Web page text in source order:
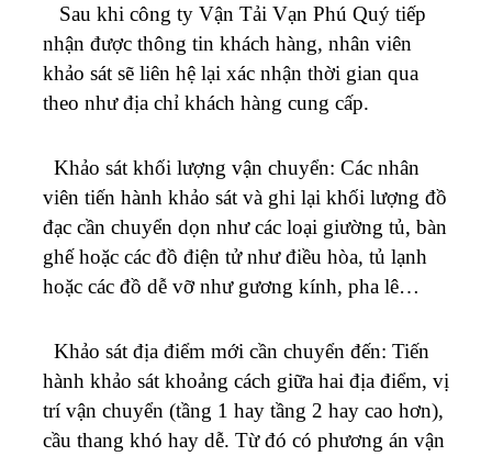
Sau khi công ty Vận Tải Vạn Phú Quý tiếp
nhận được thông tin khách hàng, nhân viên
khảo sát sẽ liên hệ lại xác nhận thời gian qua
theo như địa chỉ khách hàng cung cấp.
Khảo sát khối lượng vận chuyển: Các nhân
viên tiến hành khảo sát và ghi lại khối lượng đồ
đạc cần chuyển dọn như các loại giường tủ, bàn
ghế hoặc các đồ điện tử như điều hòa, tủ lạnh
hoặc các đồ dễ vỡ như gương kính, pha lê…
Khảo sát địa điểm mới cần chuyển đến: Tiến
hành khảo sát khoảng cách giữa hai địa điểm, vị
trí vận chuyển (tầng 1 hay tầng 2 hay cao hơn),
cầu thang khó hay dễ. Từ đó có phương án vận